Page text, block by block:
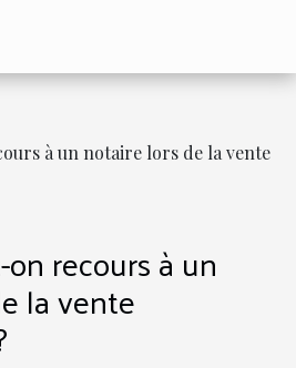
à un notaire lors de la vente
recours à un
la vente